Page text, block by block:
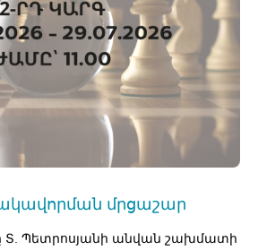
մրցաշար
ը Տ. Պետրոսյանի անվան շախմատի